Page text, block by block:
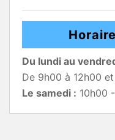
Du lundi au
De 9h00 à 12h00
Le samedi : 10h00